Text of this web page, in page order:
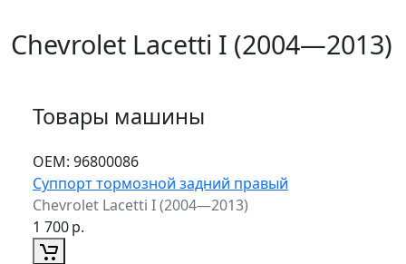
Chevrolet Lacetti I (2004—2013)
Товары машины
ОЕМ: 96800086
Суппорт тормозной задний правый
Chevrolet Lacetti I (2004—2013)
1 700р.